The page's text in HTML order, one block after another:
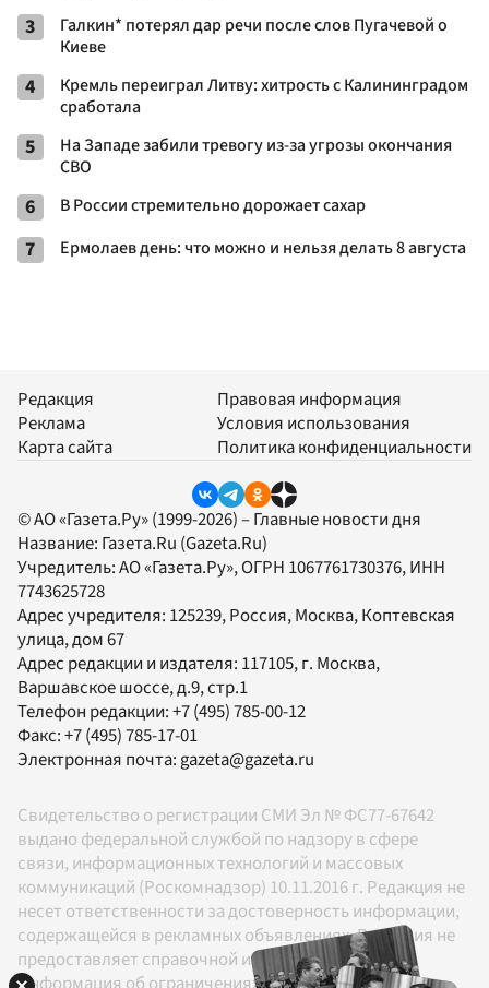
3
Галкин* потерял дар речи после слов Пугачевой о
Киеве
4
Кремль переиграл Литву: хитрость с Калининградом
сработала
5
На Западе забили тревогу из-за угрозы окончания
СВО
6 В России стремительно дорожает сахар
7 Ермолаев день: что можно и нельзя делать 8 августа
Редакция
Реклама
Карта сайта
Правовая информация
Условия использования
Политика конфиденциальности
© АО «Газета.Ру» (1999-2026) – Главные новости дня
Название: Газета.Ru (Gazeta.Ru)
Учредитель:АО «Газета.Ру», ОГРН 1067761730376, ИНН
7743625728
Адрес учредителя: 125239, Россия, Москва, Коптевская
улица, дом 67
Адрес редакции и издателя: 117105, г. Москва,
Варшавское шоссе, д.9, стр.1
Телефон редакции:+7 (495) 785-00-12
Факс:+7 (495) 785-17-01
Электронная почта:gazeta@gazeta.ru
Свидетельство о регистрации СМИ Эл № ФС77-67642
выдано федеральной службой по надзору в сфере
связи, информационных технологий и массовых
коммуникаций (Роскомнадзор) 10.11.2016 г. Редакция не
несет ответственности за достоверность информации,
содержащейся в рекламных объявлениях. Редакция не
предоставляет справочной информации.